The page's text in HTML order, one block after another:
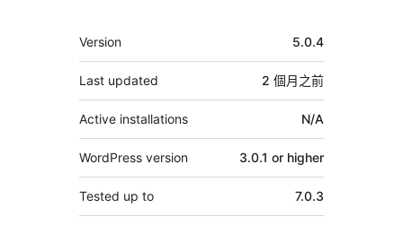
其
它
Version 5.0.4
Last updated 2 個月之前
Active installations N/A
WordPress version 3.0.1 or higher
Tested up to 7.0.3